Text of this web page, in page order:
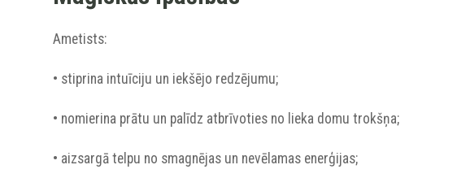
Ametists:
• stiprina intuīciju un iekšējo redzējumu;
• nomierina prātu un palīdz atbrīvoties no lieka domu trokšņa;
• aizsargā telpu no smagnējas un nevēlamas enerģijas;